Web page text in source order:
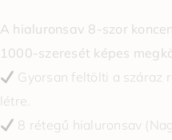
A hialuronsav 8-szor
1000-szeresét képes
Gyorsan feltölti a száraz
létre.
8 rétegű hialuronsav